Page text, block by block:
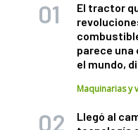
El tractor
parece
el mundo,
Maquinarias y
Llegó al